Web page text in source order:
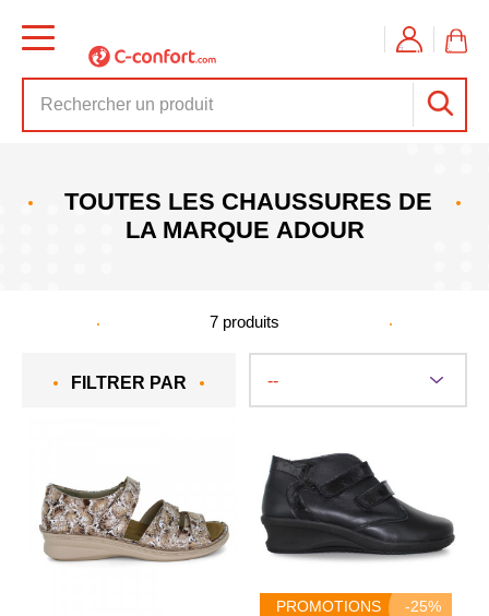
TOUTES LES CHAUSSURES DE
LA MARQUE ADOUR
7 produits
FILTRER PAR
PROMOTIONS -25%